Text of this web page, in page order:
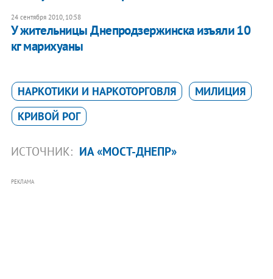
24 сентября 2010, 10:58
У жительницы Днепродзержинска изъяли 10
кг марихуаны
НАРКОТИКИ И НАРКОТОРГОВЛЯ
МИЛИЦИЯ
КРИВОЙ РОГ
ИСТОЧНИК: ИА «МОСТ-ДНЕПР»
РЕКЛАМА